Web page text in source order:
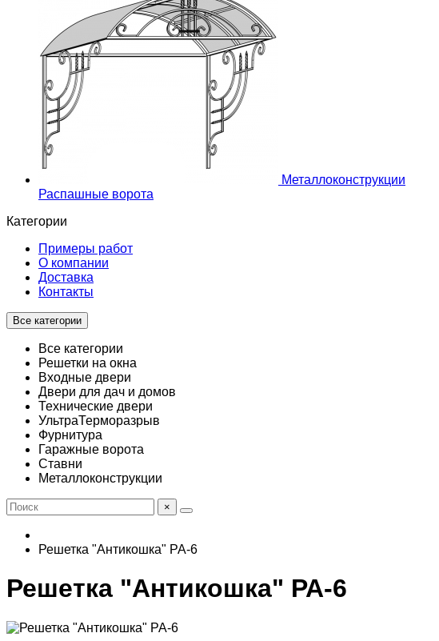
Металлоконструкции
Распашные ворота
Категории
Примеры работ
О компании
Доставка
Контакты
Все категории
Все категории
Решетки на окна
Входные двери
Двери для дач и домов
Технические двери
УльтраТерморазрыв
Фурнитура
Гаражные ворота
Ставни
Металлоконструкции
×
Решетка "Антикошка" РА-6
Решетка "Антикошка" РА-6